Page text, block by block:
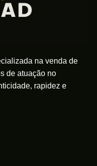
na venda de
de atuação no
rapidez e